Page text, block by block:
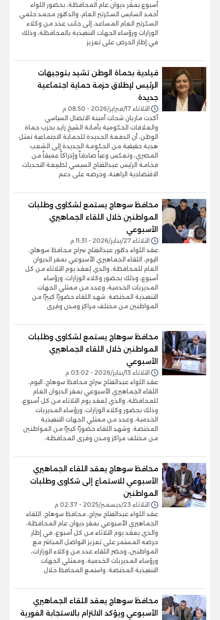
أسبوع بمقر ديوان عام المحافظة، بحضور اللواء
أحمد السايس السكرتير العام، والدكتور محمد حلمي
السكرتير العام المساعد، إلى جانب عدد من وكلاء
الوزارات ورؤساء الجهات التنفيذية بالمحافظة، وذلك
في إطار الحرص على تعزيز
قيادية بحماة الوطن تشيد بتوجيهات
الرئيس لإطلاق حزمة حماية اجتماعية
جديدة
الثلاثاء 17/فبراير/2026 - 08:50 م
أكدت ماريان شحات أمينة الاتصال السياسي
والعلاقات الحكومية بأمانة الشيخ زايد بحزب حماة
الوطن، أن الدفعة الجديدة للحماية الاجتماعية تمثل
هدية حقيقية من الحكومة الجديدة إلى الشعب
المصري، وتعكس وعياً صادقاً وإدراكاً عميقاً من
فخامة الرئيس عبدالفتاح السيسي لطبيعة التحديات
الاقتصادية الراهنة، وحرصه على دعم
محافظ سوهاج يستمع لشكاوى وطلبات
المواطنين خلال اللقاء الجماهيري
الأسبوعي
الثلاثاء 27/يناير/2026 - 11:31 م
عقد اللواء دكتور عبدالفتاح سراج محافظ سوهاج،
اليوم، اللقاء الجماهيري الأسبوعي بمقر الديوان
العام للمحافظة، والذي يُعقد يوم الثلاثاء من كل
أسبوع، وذلك بحضور وكلاء الوزارات، ورؤساء
المديريات الخدمية، وعدد من ممثلي الجهات
التنفيذية المختصة. شهد اللقاء حضورًا كبيرًا من
المواطنين من مختلف مراكز ومدن وقرى
محافظ سوهاج يستمع لشكاوى وطلبات
المواطنين خلال اللقاء الجماهيري
الأسبوعي
الثلاثاء 13/يناير/2026 - 03:02 م
عقد اللواء عبدالفتاح سراج محافظ سوهاج، اليوم،
اللقاء الجماهيري الأسبوعي بمقر الديوان العام
للمحافظة، والذي يُعقد يوم الثلاثاء من كل أسبوع،
وذلك بحضور وكلاء الوزارات، ورؤساء المديريات
الخدمية، وعدد من ممثلي الجهات التنفيذية
المختصة. وشهد اللقاء حضورًا كبيرًا من المواطنين
من مختلف مراكز ومدن وقرى المحافظة،
محافظ سوهاج يعقد اللقاء الجماهيري
الأسبوعي للاستماع إلى شكاوى وطلبات
المواطنين
الثلاثاء 23/ديسمبر/2025 - 02:37 م
عقد اللواء عبدالفتاح سراج، محافظ سوهاج، اللقاء
الجماهيري الأسبوعي بمقر ديوان عام المحافظة،
والذي يعقد يوم الثلاثاء من كل أسبوع، في إطار
حرصه المستمر على تعزيز التواصل المباشر مع
المواطنين، وحضر اللقاء عدد من وكلاء الوزارات،
ورؤساء المديريات الخدمية، وممثلي الجهات
التنفيذية المختصة. واستمع المحافظ خلال
محافظ سوهاج يعقد اللقاء الجماهيري
الأسبوعي ويؤكد الالتزام بالاستجابة الفورية